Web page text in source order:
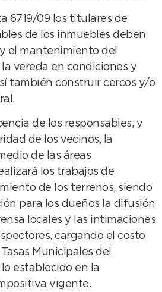
6719/09 los titulares de
de los inmuebles deben
el mantenimiento del
vereda en condiciones y
también construir cercos y/o
de los responsables, y
de los vecinos, la
de las áreas
los trabajos de
de los terrenos, siendo
para los dueños la difusión
locales y las intimaciones
cargando el costo
Municipales del
establecido en la
vigente.